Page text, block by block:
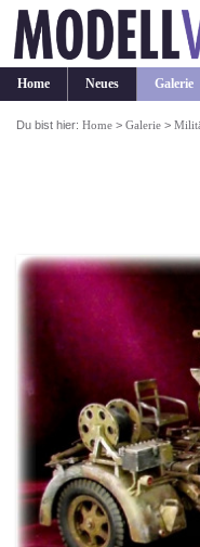
Home Neues Galerie
Du bist hier:Home >Galerie >